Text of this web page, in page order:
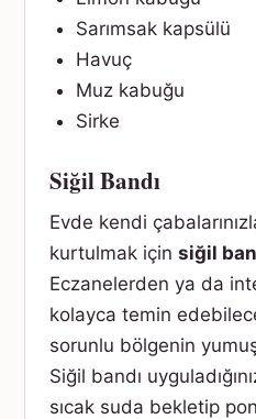
Sarımsak kapsülü
Havuç
Muz kabuğu
Sirke
Siğil Bandı
Evde kendi
kurtulmak için siğil
Eczanelerden ya da
kolayca temin
sorunlu bölgenin
Siğil bandı
sıcak suda bekletip